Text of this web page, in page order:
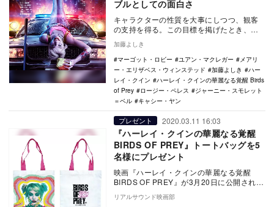
ブルとしての面白さ
キャラクターの性質を大事にしつつ、観客
の支持を得る。この目標を掲げたとき、ハ
ーレイ・クインはなかなか難しい題材だ。
何せ彼女は見た…
加藤よしき
マーゴット・ロビー
ユアン・マクレガー
メアリ
ー・エリザベス・ウィンステッド
加藤よしき
ハー
レイ・クイン
ハーレイ・クインの華麗なる覚醒 Birds
of Prey
ロージー・ペレス
ジャーニー・スモレット
＝ベル
キャシー・ヤン
プレゼント 2020.03.11 16:03
『ハーレイ・クインの華麗なる覚醒
BIRDS OF PREY』トートバッグを5
名様にプレゼント
映画『ハーレイ・クインの華麗なる覚醒
BIRDS OF PREY』が3月20日に公開され
る。 本作は、“悪のカリスマ”ジ…
リアルサウンド映画部